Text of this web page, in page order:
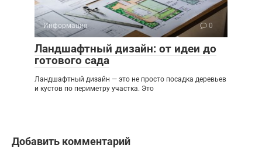
Информация 0
Ландшафтный дизайн: от идеи до
готового сада
Ландшафтный дизайн — это не просто посадка деревьев
и кустов по периметру участка. Это
Добавить комментарий